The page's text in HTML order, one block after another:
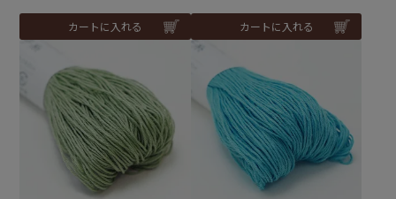
カートに入れる カートに入れる